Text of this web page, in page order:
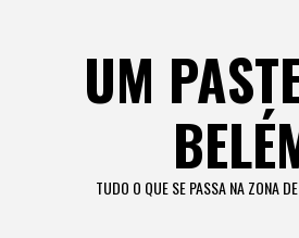
UM
TUDO O QUE SE PASSA NA ZONA